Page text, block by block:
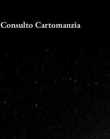
Consulto Cartomanzia